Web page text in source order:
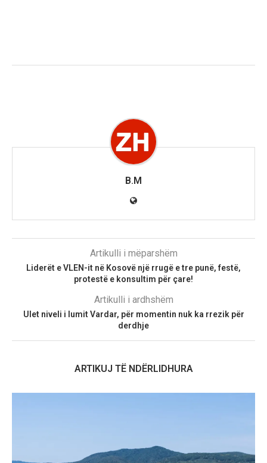
B.M
Artikulli i mëparshëm
Liderët e VLEN-it në Kosovë një rrugë e tre punë, festë,
protestë e konsultim për çare!
Artikulli i ardhshëm
Ulet niveli i lumit Vardar, për momentin nuk ka rrezik për
derdhje
ARTIKUJ TË NDËRLIDHURA